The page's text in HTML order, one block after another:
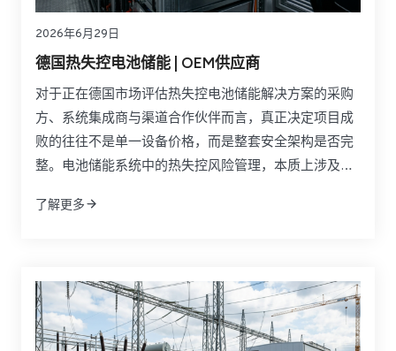
2026年6月29日
德国热失控电池储能 | OEM供应商
对于正在德国市场评估热失控电池储能解决方案的采购
方、系统集成商与渠道合作伙伴而言，真正决定项目成
败的往往不是单一设备价格，而是整套安全架构是否完
整。电池储能系统中的热失控风险管理，本质上涉及电
置、灭火系统、舱体结构以及合规文件之间的协同。如
任边界。
了解更多